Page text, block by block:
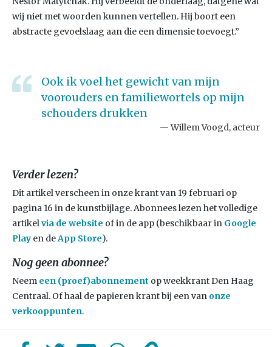
wij niet met woorden kunnen vertellen. Hij boort een
abstracte gevoelslaag aan die een dimensie toevoegt.”
Ook ik voel het gewicht van mijn
voorouders en familiewortels op mijn
schouders drukken
Willem Voogd, acteur
Verder lezen?
Dit artikel verscheen in onze krant van 19 februari op
pagina 16 in de kunstbijlage. Abonnees lezen het volledige
artikelvia de website of in de app (beschikbaar in Google
Play en deApp Store).
Nog geen abonnee?
Neem een (proef)abonnement op weekkrant Den Haag
Centraal. Of haal de papieren krant bij een van onze
verkooppunten.